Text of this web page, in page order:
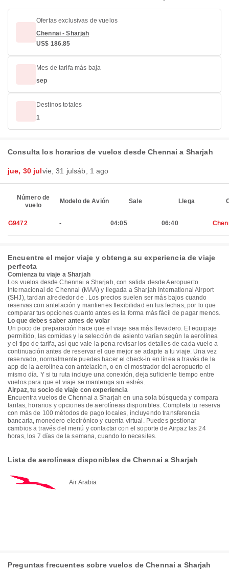
Ofertas exclusivas de vuelos
Chennai - Sharjah
US$ 186.85
Mes de tarifa más baja
sep
Destinos totales
1
Consulta los horarios de vuelos desde Chennai a Sharjah
jue, 30 julvie, 31 julsáb, 1 ago
Número de
vuelo
Modelo de Avión Sale Llega
G9472 - 04:05 06:40
Encuentre el mejor viaje y obtenga su experiencia de viaje
perfecta
Comienza tu viaje a Sharjah
Los vuelos desde Chennai a Sharjah, con salida desde Aeropuerto
Internacional de Chennai (MAA) y llegada a Sharjah International Airport
(SHJ), tardan alrededor de . Los precios suelen ser más bajos cuando
reservas con antelación y mantienes flexibilidad en tus fechas, por lo que
comparar tus opciones cuanto antes es la forma más fácil de pagar menos.
Lo que debes saber antes de volar
Un poco de preparación hace que el viaje sea más llevadero. El equipaje
permitido, las comidas y la selección de asiento varían según la aerolínea
y el tipo de tarifa, así que vale la pena revisar los detalles de cada vuelo a
continuación antes de reservar el que mejor se adapte a tu viaje. Una vez
reservado, normalmente puedes hacer el check-in en línea a través de la
app de la aerolínea con antelación, o en el mostrador del aeropuerto el
mismo día. Y si tu ruta incluye una conexión, deja suficiente tiempo entre
vuelos para que el viaje se mantenga sin estrés.
Airpaz, tu socio de viaje con experiencia
Encuentra vuelos de Chennai a Sharjah en una sola búsqueda y compara
tarifas, horarios y opciones de aerolíneas disponibles. Completa tu reserva
con más de 100 métodos de pago locales, incluyendo transferencia
bancaria, monedero electrónico y cuenta virtual. Puedes gestionar
cambios a través del menú y contactar con el soporte de Airpaz las 24
horas, los 7 días de la semana, cuando lo necesites.
Lista de aerolíneas disponibles de Chennai a Sharjah
Air Arabia
Preguntas frecuentes sobre vuelos de Chennai a Sharjah